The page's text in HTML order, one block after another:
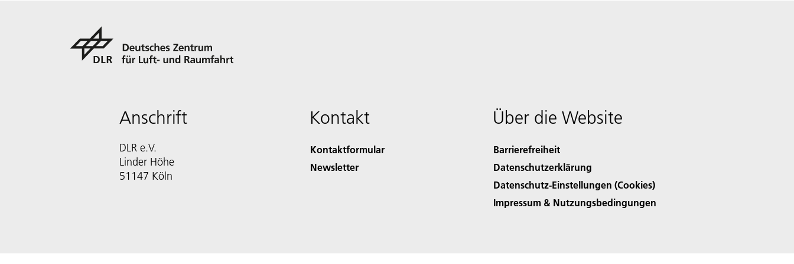
Anschrift
DLR e.V.
Linder Höhe
51147 Köln
Kontakt
Kontaktformular
Newsletter
Über die Website
Barrierefreiheit
Datenschutzerklärung
Datenschutz-Einstellungen (Cookies)
Impressum & Nutzungsbedingungen